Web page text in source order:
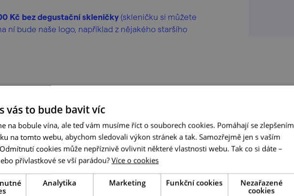
Kč bez degustační skleničky (skleničku si můžete
ní bude naše logo, například z nějakého staršího
vás to bude bavit víc
na bobule vína, ale teď vám musíme říct o souborech cookies. Pomáhají se zlepšením
na tomto webu, abychom sledovali výkon stránek a tak. Samozřejmě jen s vaším
cookies může nepříznivě ovlivnit některé vlastnosti webu. Tak co si dáte –
přívlastkové se vší parádou?Více o cookies
Analytika Marketing Funkční cookies
Nezařazené
cookies